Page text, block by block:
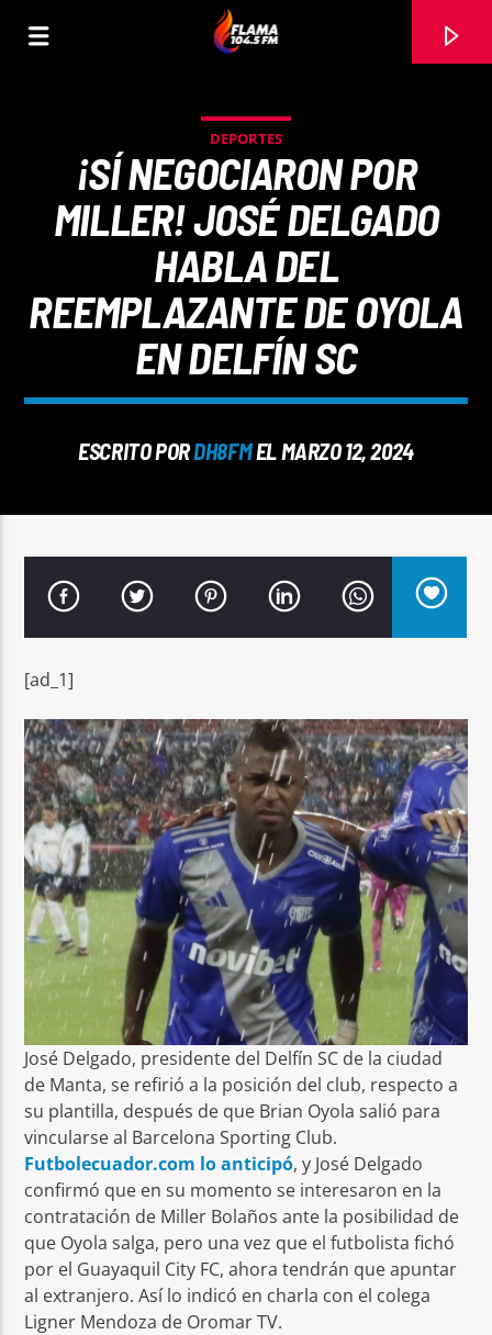
TÍTULO
Señal FM
DEPORTES
¡SÍ NEGOCIARON POR
MILLER! JOSÉ DELGADO
HABLA DEL
REEMPLAZANTE DE OYOLA
EN DELFÍN SC
ESCRITO PORDH8FMEL MARZO 12, 2024
[ad_1]
José Delgado, presidente del Delfín SC de la ciudad
de Manta, se refirió a la posición del club, respecto a
su plantilla, después de que Brian Oyola salió para
vincularse al Barcelona Sporting Club.
Futbolecuador.com lo anticipó, y José Delgado
confirmó que en su momento se interesaron en la
contratación de Miller Bolaños ante la posibilidad de
que Oyola salga, pero una vez que el futbolista fichó
por el Guayaquil City FC, ahora tendrán que apuntar
al extranjero. Así lo indicó en charla con el colega
Ligner Mendoza de Oromar TV.